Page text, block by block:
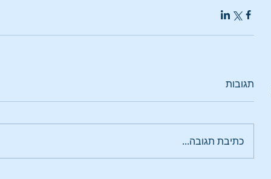
תגובות
כתיבת תגובה...